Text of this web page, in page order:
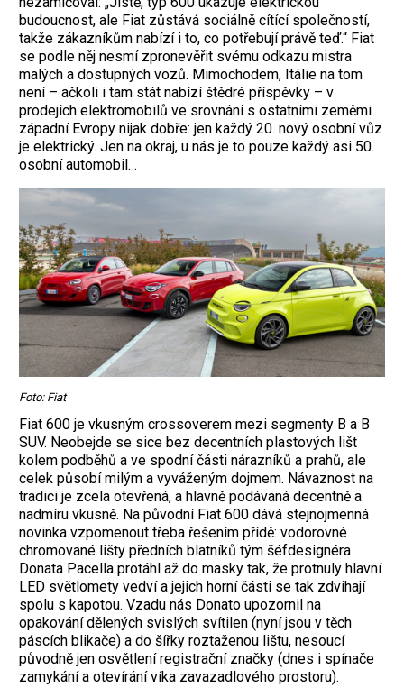
budoucnost, ale Fiat zůstává sociálně cítící společností,
takže zákazníkům nabízí i to, co potřebují právě teď.“ Fiat
se podle něj nesmí zpronevěřit svému odkazu mistra
malých a dostupných vozů. Mimochodem, Itálie na tom
není – ačkoli i tam stát nabízí štědré příspěvky – v
prodejích elektromobilů ve srovnání s ostatními zeměmi
západní Evropy nijak dobře: jen každý 20. nový osobní vůz
je elektrický. Jen na okraj, u nás je to pouze každý asi 50.
osobní automobil…
Foto: Fiat
Fiat 600 je vkusným crossoverem mezi segmenty B a B
SUV. Neobejde se sice bez decentních plastových lišt
kolem podběhů a ve spodní části nárazníků a prahů, ale
celek působí milým a vyváženým dojmem. Návaznost na
tradici je zcela otevřená, a hlavně podávaná decentně a
nadmíru vkusně. Na původní Fiat 600 dává stejnojmenná
novinka vzpomenout třeba řešením přídě: vodorovné
chromované lišty předních blatníků tým šéfdesignéra
Donata Pacella protáhl až do masky tak, že protnuly hlavní
LED světlomety vedví a jejich horní části se tak zdvihají
spolu s kapotou. Vzadu nás Donato upozornil na
opakování dělených svislých svítilen (nyní jsou v těch
páscích blikače) a do šířky roztaženou lištu, nesoucí
původně jen osvětlení registrační značky (dnes i spínače
zamykání a otevírání víka zavazadlového prostoru).